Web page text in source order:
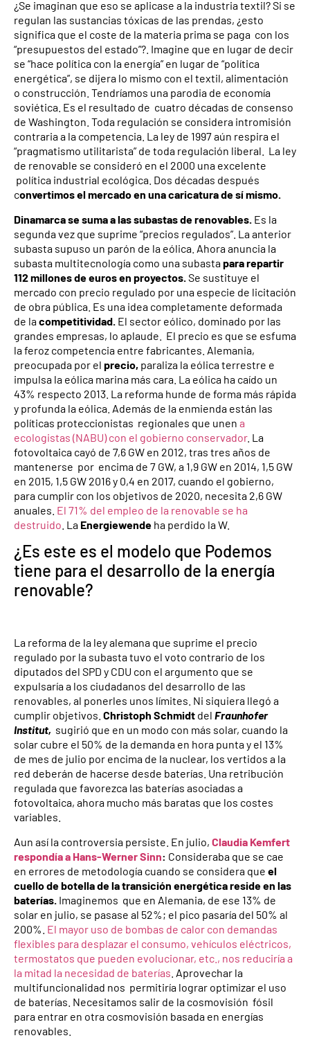
¿Se imaginan que eso se aplicase a la industria textil? Si se
regulan las sustancias tóxicas de las prendas, ¿esto
significa que el coste de la materia prima se paga con los
“presupuestos del estado”?. Imagine que en lugar de decir
se “hace política con la energía” en lugar de “política
energética”, se dijera lo mismo con el textil, alimentación
o construcción. Tendríamos una parodia de economía
soviética. Es el resultado de cuatro décadas de consenso
de Washington. Toda regulación se considera intromisión
contraria a la competencia. La ley de 1997 aún respira el
“pragmatismo utilitarista” de toda regulación liberal. La ley
de renovable se consideró en el 2000 una excelente
política industrial ecológica. Dos décadas después
convertimos el mercado en una caricatura de sí mismo.
Dinamarca se suma a las subastas de renovables. Es la
segunda vez que suprime “precios regulados”. La anterior
subasta supuso un parón de la eólica. Ahora anuncia la
subasta multitecnología como una subastapara repartir
112 millones de euros en proyectos. Se sustituye el
mercado con precio regulado por una especie de licitación
de obra pública. Es una idea completamente deformada
de lacompetitividad. El sector eólico, dominado por las
grandes empresas, lo aplaude. El precio es que se esfuma
la feroz competencia entre fabricantes. Alemania,
preocupada por el precio, paraliza la eólica terrestre e
impulsa la eólica marina más cara. La eólica ha caído un
43% respecto 2013. La reforma hunde de forma más rápida
y profunda la eólica. Además de la enmienda están las
políticas proteccionistas regionales que unen a
ecologistas (NABU) con el gobierno conservador. La
fotovoltaica cayó de 7,6 GW en 2012, tras tres años de
mantenerse por encima de 7 GW, a 1,9 GW en 2014, 1,5 GW
en 2015, 1,5 GW 2016 y 0,4 en 2017, cuando el gobierno,
para cumplir con los objetivos de 2020, necesita 2,6 GW
anuales. El 71% del empleo de la renovable se ha
destruido . La Energiewende ha perdido la W.
¿Es este es el modelo que Podemos
tiene para el desarrollo de la energía
renovable?
La reforma de la ley alemana que suprime el precio
regulado por la subasta tuvo el voto contrario de los
diputados del SPD y CDU con el argumento que se
expulsaría a los ciudadanos del desarrollo de las
renovables, al ponerles unos límites. Ni siquiera llegó a
cumplir objetivos. Christoph Schmidt del Fraunhofer
Institut, sugirió que en un modo con más solar, cuando la
solar cubre el 50% de la demanda en hora punta y el 13%
de mes de julio por encima de la nuclear, los vertidos a la
red deberán de hacerse desde baterías. Una retribución
regulada que favorezca las baterías asociadas a
fotovoltaica, ahora mucho más baratas que los costes
variables.
Aun así la controversia persiste. En julio, Claudia Kemfert
respondía a Hans-Werner Sinn: Consideraba que se cae
en errores de metodología cuando se considera que el
cuello de botella de la transición energética reside en las
baterías. Imaginemos que en Alemania, de ese 13% de
solar en julio, se pasase al 52%; el pico pasaría del 50% al
200%. El mayor uso de bombas de calor con demandas
flexibles para desplazar el consumo, vehículos eléctricos,
termostatos que pueden evolucionar, etc., nos reduciría a
la mitad la necesidad de baterías . Aprovechar la
multifuncionalidad nos permitiría lograr optimizar el uso
de baterías. Necesitamos salir de la cosmovisión fósil
para entrar en otra cosmovisión basada en energías
renovables.